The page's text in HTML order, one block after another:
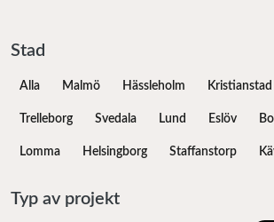
Stad
Alla Malmö Hässleholm Kristianstad
Trelleborg Svedala Lund Eslöv
Lomma Helsingborg Staffanstorp
Typ av projekt